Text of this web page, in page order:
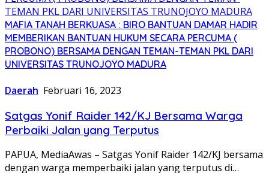
MAFIA TANAH BERKUASA : BIRO BANTUAN DAMAR HADIR
MEMBERIKAN BANTUAN HUKUM SECARA PERCUMA (
PROBONO) BERSAMA DENGAN TEMAN-TEMAN PKL DARI
UNIVERSITAS TRUNOJOYO MADURA
Daerah Februari 16, 2023
Satgas Yonif Raider 142/KJ Bersama Warga
Perbaiki Jalan yang Terputus
PAPUA, MediaAwas – Satgas Yonif Raider 142/KJ bersama
dengan warga memperbaiki jalan yang terputus di…